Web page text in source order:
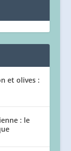
et olives :
: le